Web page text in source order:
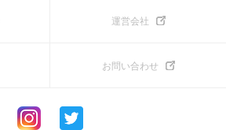
運営会社
お問い合わせ